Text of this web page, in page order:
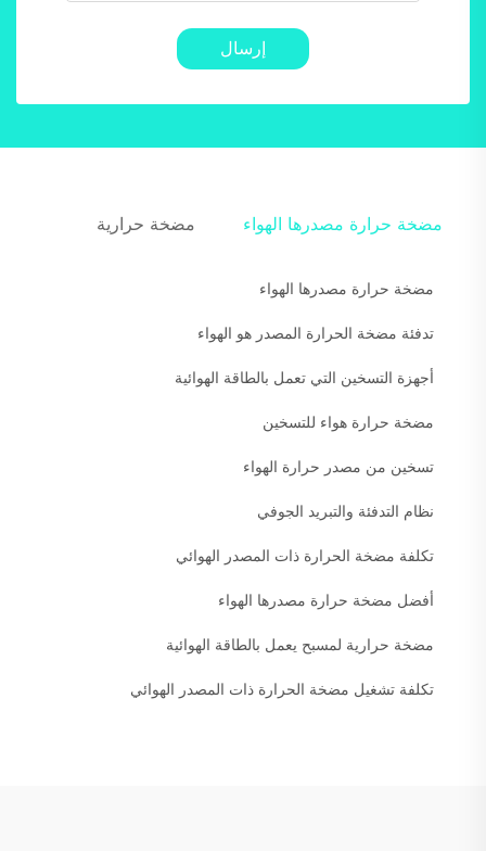
إرسال
مضخة حرارة مصدرها الهواء مضخة حرارية
مضخة حرارة مصدرها الهواء
تدفئة مضخة الحرارة المصدر هو الهواء
أجهزة التسخين التي تعمل بالطاقة الهوائية
مضخة حرارة هواء للتسخين
تسخين من مصدر حرارة الهواء
نظام التدفئة والتبريد الجوفي
تكلفة مضخة الحرارة ذات المصدر الهوائي
أفضل مضخة حرارة مصدرها الهواء
مضخة حرارية لمسبح يعمل بالطاقة الهوائية
تكلفة تشغيل مضخة الحرارة ذات المصدر الهوائي